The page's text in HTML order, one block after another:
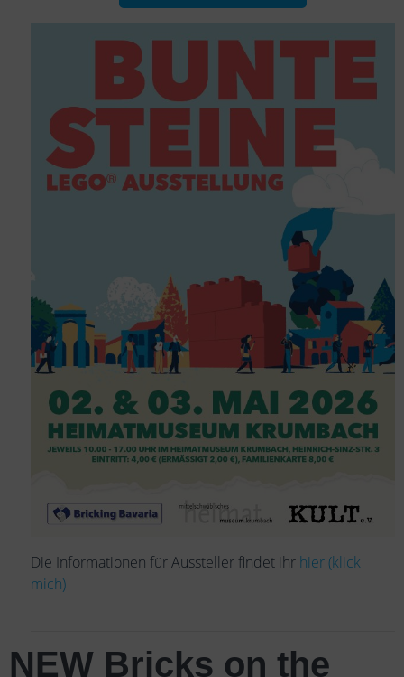
Die Informationen für Aussteller findet ihr hier (klick
mich)
NEW Bricks on the